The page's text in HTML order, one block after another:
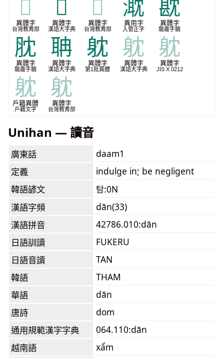
𦕍
異體字
台灣教育部
𧴸
異體字
漢語大字典
𧴸
異體字
台灣教育部
㴷
異用字
入管正字
㽎
異體字
龍龕手鏡
䏙
異體字
龍龕手鏡
聃
異體字
漢語大字典
躭
異體字
第1批異體
躭
異體字
漢語大字典
躭
異體字
JIS X 0212
躭
戶籍異體
戶籍文字
躭
異體字
台灣教育部
Unihan — 讀音
廣東話
daam1
定義
indulge in; be negligent
韓語諺文
탐:0N
漢語字頻
dān(33)
漢語拼音
42786.010:dān
日語訓讀
FUKERU
日語音讀
TAN
韓語
THAM
華語
dān
唐詩
dom
通用規範漢字字典
064.110:dān
越南語
xẩm